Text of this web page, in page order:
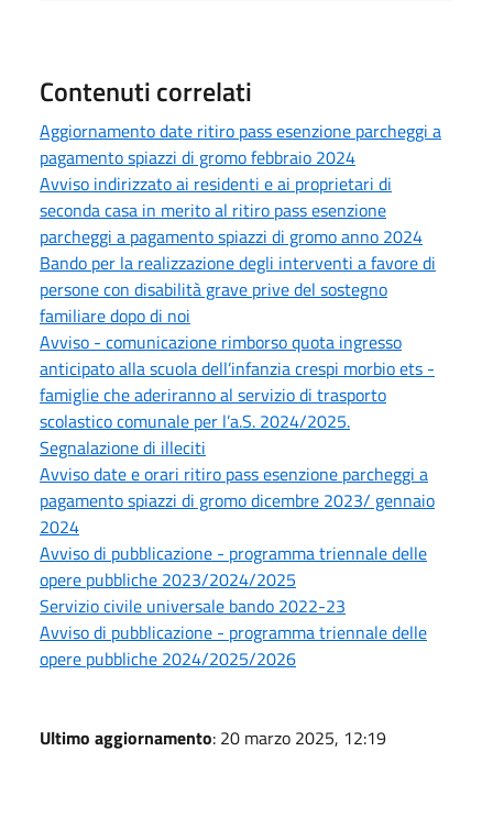
Contenuti correlati
Aggiornamento date ritiro pass esenzione parcheggi a
pagamento spiazzi di gromo febbraio 2024
Avviso indirizzato ai residenti e ai proprietari di
seconda casa in merito al ritiro pass esenzione
parcheggi a pagamento spiazzi di gromo anno 2024
Bando per la realizzazione degli interventi a favore di
persone con disabilità grave prive del sostegno
familiare dopo di noi
Avviso - comunicazione rimborso quota ingresso
anticipato alla scuola dell’infanzia crespi morbio ets -
famiglie che aderiranno al servizio di trasporto
scolastico comunale per l’a.S. 2024/2025.
Segnalazione di illeciti
Avviso date e orari ritiro pass esenzione parcheggi a
pagamento spiazzi di gromo dicembre 2023/ gennaio
2024
Avviso di pubblicazione - programma triennale delle
opere pubbliche 2023/2024/2025
Servizio civile universale bando 2022-23
Avviso di pubblicazione - programma triennale delle
opere pubbliche 2024/2025/2026
Ultimo aggiornamento: 20 marzo 2025, 12:19